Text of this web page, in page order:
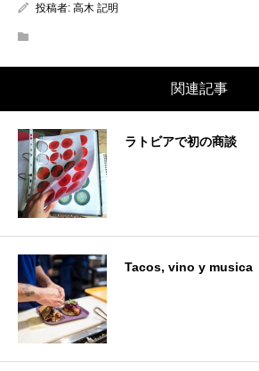
投稿者: 高木 記明
関連記事
ラトビアで初の商談
Tacos, vino y musica